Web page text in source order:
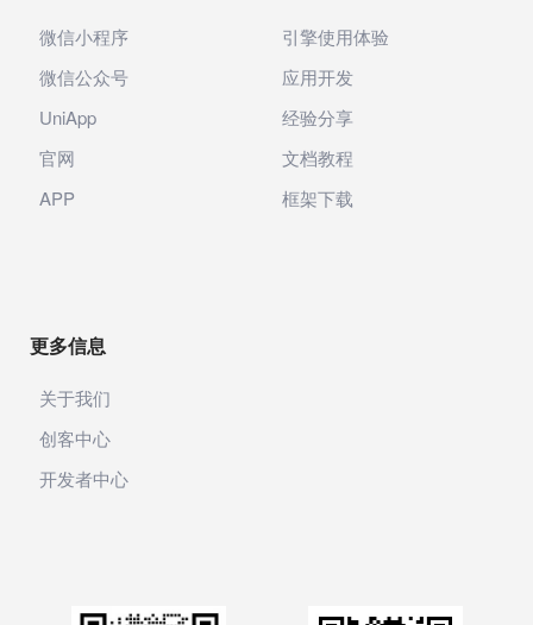
微信小程序
微信公众号
UniApp
官网
APP
引擎使用体验
应用开发
经验分享
文档教程
框架下载
更多信息
关于我们
创客中心
开发者中心